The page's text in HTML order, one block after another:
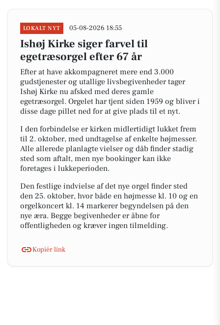
LOKALT NYT 05-08-2026 18:55
Ishøj Kirke siger farvel til
egetræsorgel efter 67 år
Efter at have akkompagneret mere end 3.000
gudstjenester og utallige livsbegivenheder tager
Ishøj Kirke nu afsked med deres gamle
egetræsorgel. Orgelet har tjent siden 1959 og bliver i
disse dage pillet ned for at give plads til et nyt.
I den forbindelse er kirken midlertidigt lukket frem
til 2. oktober, med undtagelse af enkelte højmesser.
Alle allerede planlagte vielser og dåb finder stadig
sted som aftalt, men nye bookinger kan ikke
foretages i lukkeperioden.
Den festlige indvielse af det nye orgel finder sted
den 25. oktober, hvor både en højmesse kl. 10 og en
orgelkoncert kl. 14 markerer begyndelsen på den
nye æra. Begge begivenheder er åbne for
offentligheden og kræver ingen tilmelding.
Kopiér link